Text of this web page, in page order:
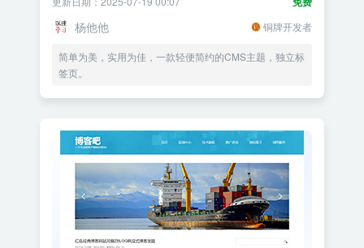
杨他他 铜牌开发者
简单为美，实用为佳，一款轻便简约的CMS主题，独立标
签页。